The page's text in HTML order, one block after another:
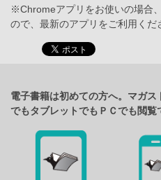
※Chromeアプリをお使いの場合
ので、最新のアプリをご利用くだ
電子書籍は初めての方へ。マガ
でもタブレットでもＰＣでも閲覧